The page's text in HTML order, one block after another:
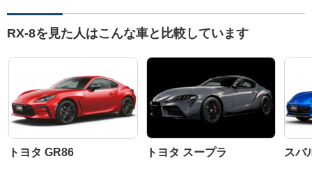
RX-8を見た人はこんな車と比較しています
トヨタ GR86 トヨタ スープラ スバ